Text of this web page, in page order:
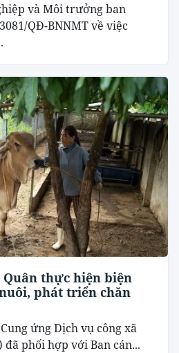
và Môi trưởng ban
QĐ-BNNMT về việc
Quân thực hiện biện
phát triển chăn
ứng Dịch vụ công xã
đã phối hợp với Ban cán...